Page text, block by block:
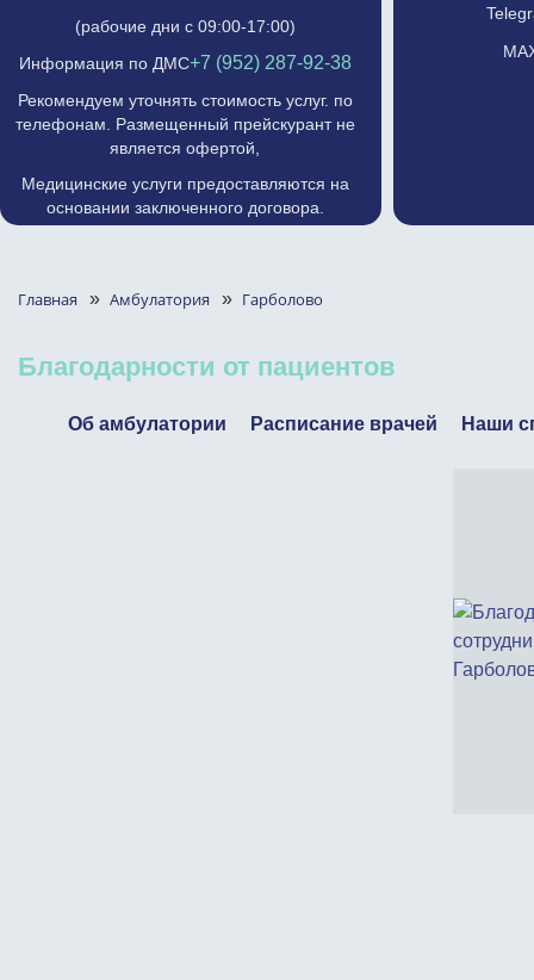
(рабочие дни с 09:00-17:00)
Информация по ДМС+7 (952) 287-92-38
Рекомендуем уточнять стоимость услуг. по
телефонам. Размещенный прейскурант не
является офертой,
Медицинские услуги предоставляются на
основании заключенного договора.
Главная » Амбулатория » Гарболово
Благодарности от пациентов
Об амбулатории Расписание врачей Наши